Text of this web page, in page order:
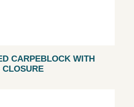
CARPEBLOCK WITH
CLOSURE